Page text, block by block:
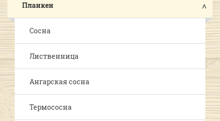
Планкен
Сосна
Лиственница
Ангарская сосна
Термососна